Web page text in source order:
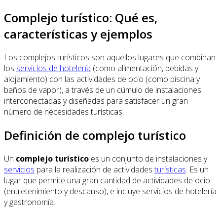
Complejo turístico: Qué es,
características y ejemplos
Los complejos turísticos son aquellos lugares que combinan
los servicios de hotelería (como alimentación, bebidas y
alojamiento) con las actividades de ocio (como piscina y
baños de vapor), a través de un cúmulo de instalaciones
interconectadas y diseñadas para satisfacer un gran
número de necesidades turísticas.
Definición de complejo turístico
Un complejo turístico es un conjunto de instalaciones y
servicios para la realización de actividadesturísticas. Es un
lugar que permite una gran cantidad de actividades de ocio
(entretenimiento y descanso), e incluye servicios de hotelería
y gastronomía.